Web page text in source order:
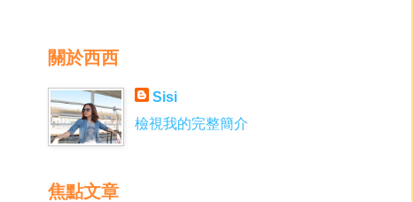
關於西西
Sisi
檢視我的完整簡介
焦點文章